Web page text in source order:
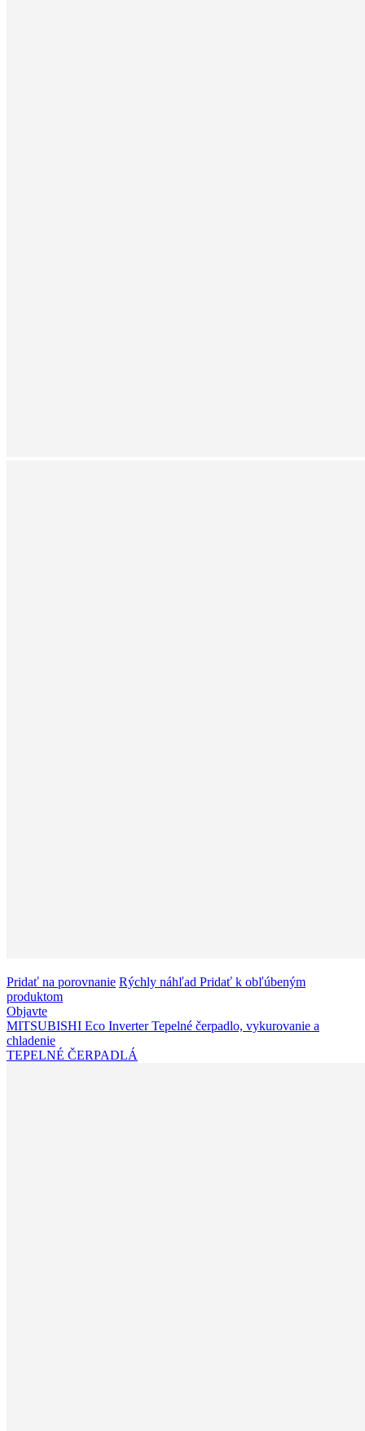
Pridať na porovnanie Rýchly náhľad Pridať k obľúbeným
produktom
Objavte
MITSUBISHI Eco Inverter Tepelné čerpadlo, vykurovanie a
chladenie
TEPELNÉ ČERPADLÁ